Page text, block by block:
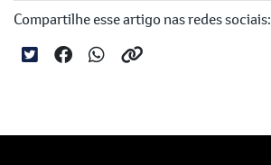
Compartilhe esse artigo nas redes sociais: